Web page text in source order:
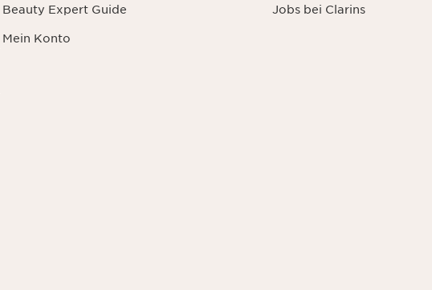
Beauty Expert Guide
Mein Konto
Jobs bei Clarins